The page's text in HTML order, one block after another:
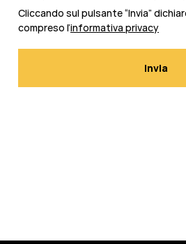
Cliccando sul pulsante “Invia”
compreso l’informativa privacy